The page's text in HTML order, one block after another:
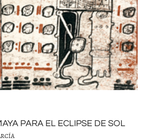
PARA EL ECLIPSE DE SOL